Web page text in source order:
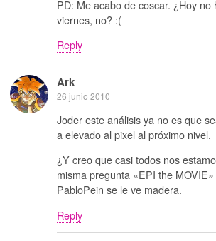
PD: Me acabo de coscar. ¿Hoy
viernes, no? :(
Reply
Ark
26 junio 2010
Joder este análisis ya no es que
a elevado al pixel al próximo nivel.
¿Y creo que casi todos nos
misma pregunta «EPI the
PabloPein se le ve madera.
Reply